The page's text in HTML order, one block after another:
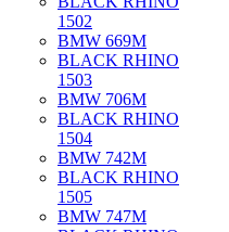
1502
BMW 669M
BLACK RHINO
1503
BMW 706M
BLACK RHINO
1504
BMW 742M
BLACK RHINO
1505
BMW 747M